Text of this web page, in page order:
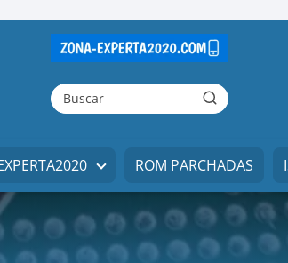
ROM PARCHADAS